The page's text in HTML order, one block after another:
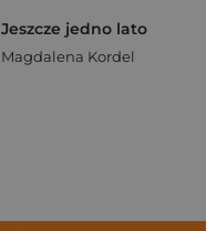
Jeszcze jedno lato
Magdalena Kordel